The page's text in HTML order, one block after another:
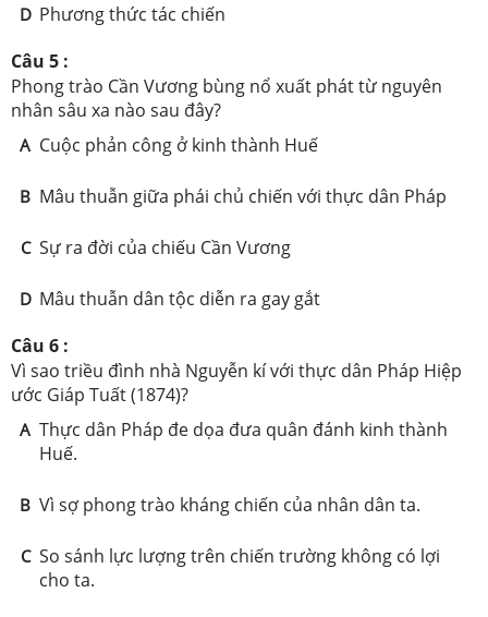
D Phương thức tác chiến
Câu 5 :
Phong trào Cần Vương bùng nổ xuất phát từ nguyên
nhân sâu xa nào sau đây?
A Cuộc phản công ở kinh thành Huế
B Mâu thuẫn giữa phái chủ chiến với thực dân Pháp
C Sự ra đời của chiếu Cần Vương
D Mâu thuẫn dân tộc diễn ra gay gắt
Câu 6 :
Vì sao triều đình nhà Nguyễn kí với thực dân Pháp Hiệp
ước Giáp Tuất (1874)?
A Thực dân Pháp đe dọa đưa quân đánh kinh thành
Huế.
B Vì sợ phong trào kháng chiến của nhân dân ta.
C So sánh lực lượng trên chiến trường không có lợi
cho ta.